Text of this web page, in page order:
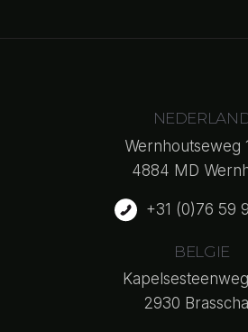
Wernhoutseweg
4884 MD
+31 (0)76 59
BELGIE
2930